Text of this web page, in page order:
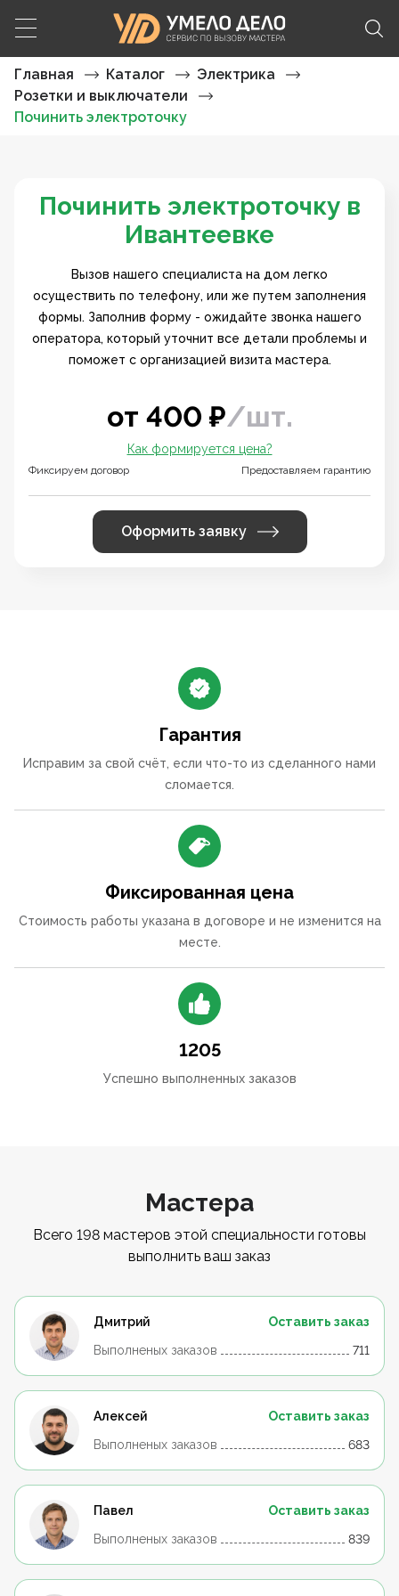
Главная Каталог
Электрика
Розетки и выключатели
Починить электроточку
Починить электроточку в
Ивантеевке
Вызов нашего специалиста на дом легко
осуществить по телефону, или же путем заполнения
формы. Заполнив форму - ожидайте звонка нашего
оператора, который уточнит все детали проблемы и
поможет с организацией визита мастера.
от 400 ₽/шт.
Фиксируем договор
Как формируется цена?
Предоставляем гарантию
Оформить заявку
Гарантия
Исправим за свой счёт, если что-то из сделанного нами
сломается.
Фиксированная цена
Стоимость работы указана в договоре и не изменится на
месте.
1205
Успешно выполненных заказов
Мастера
Всего 198 мастеров этой специальности готовы
выполнить ваш заказ
Дмитрий
Оставить заказ
Выполненых заказов
711
Алексей
Оставить заказ
Выполненых заказов
683
Павел
Оставить заказ
Выполненых заказов
839